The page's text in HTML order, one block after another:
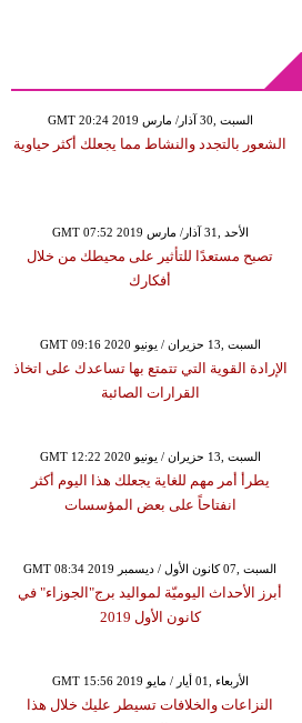
GMT 20:24 2019 السبت ,30 آذار/ مارس
الشعور بالتجدد والنشاط مما يجعلك أكثر حياوية
GMT 07:52 2019 الأحد ,31 آذار/ مارس
تصبح مستعدًا للتأثير على محيطك من خلال
أفكارك
GMT 09:16 2020 السبت ,13 حزيران / يونيو
الإرادة القوية التي تتمتع بها تساعدك على اتخاذ
القرارات الصائبة
GMT 12:22 2020 السبت ,13 حزيران / يونيو
يطرأ أمر مهم للغاية يجعلك هذا اليوم أكثر
انفتاحاً على بعض المؤسسات
GMT 08:34 2019 السبت ,07 كانون الأول / ديسمبر
أبرز الأحداث اليوميّة لمواليد برج"الجوزاء" في
كانون الأول 2019
GMT 15:56 2019 الأربعاء ,01 أيار / مايو
النزاعات والخلافات تسيطر عليك خلال هذا